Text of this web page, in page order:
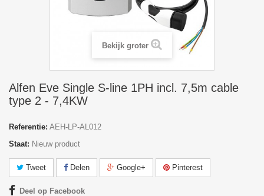
Bekijk groter
Alfen Eve Single S-line 1PH incl. 7,5m cable
type 2 - 7,4KW
Referentie: AEH-LP-AL012
Staat: Nieuw product
Tweet Delen Google+ Pinterest
Deel op Facebook